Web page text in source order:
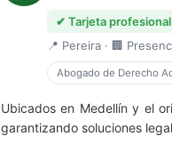
✔ Tarjeta
📍 Pereira · 🏢
Abogado de Derecho
Ubicados en Medellín y el
garantizando soluciones